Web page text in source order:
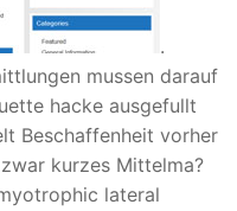
.
mussen darauf
hacke ausgefullt
Beschaffenheit vorher
kurzes Mittelma?
lateral